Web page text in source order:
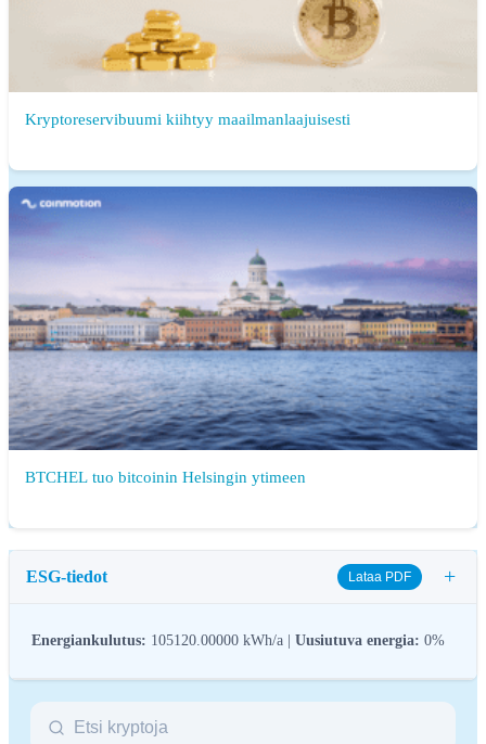
Kryptoreservibuumi kiihtyy maailmanlaajuisesti
BTCHEL tuo bitcoinin Helsingin ytimeen
ESG-tiedot Lataa PDF +
Energiankulutus: 105120.00000 kWh/a | Uusiutuva energia: 0%
Kryptovarojen ESG-sääntelyllä (ympäristö, sosiaalinen vastuu ja